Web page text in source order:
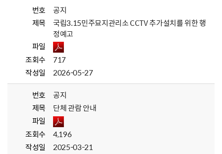
번호
공지
제목
국립3.15민주묘지관리소 CCTV 추가설치를 위한 행
정예고
파일
조회수
717
작성일
2026-05-27
번호
공지
제목
단체 관람 안내
파일
조회수
4,196
작성일
2025-03-21